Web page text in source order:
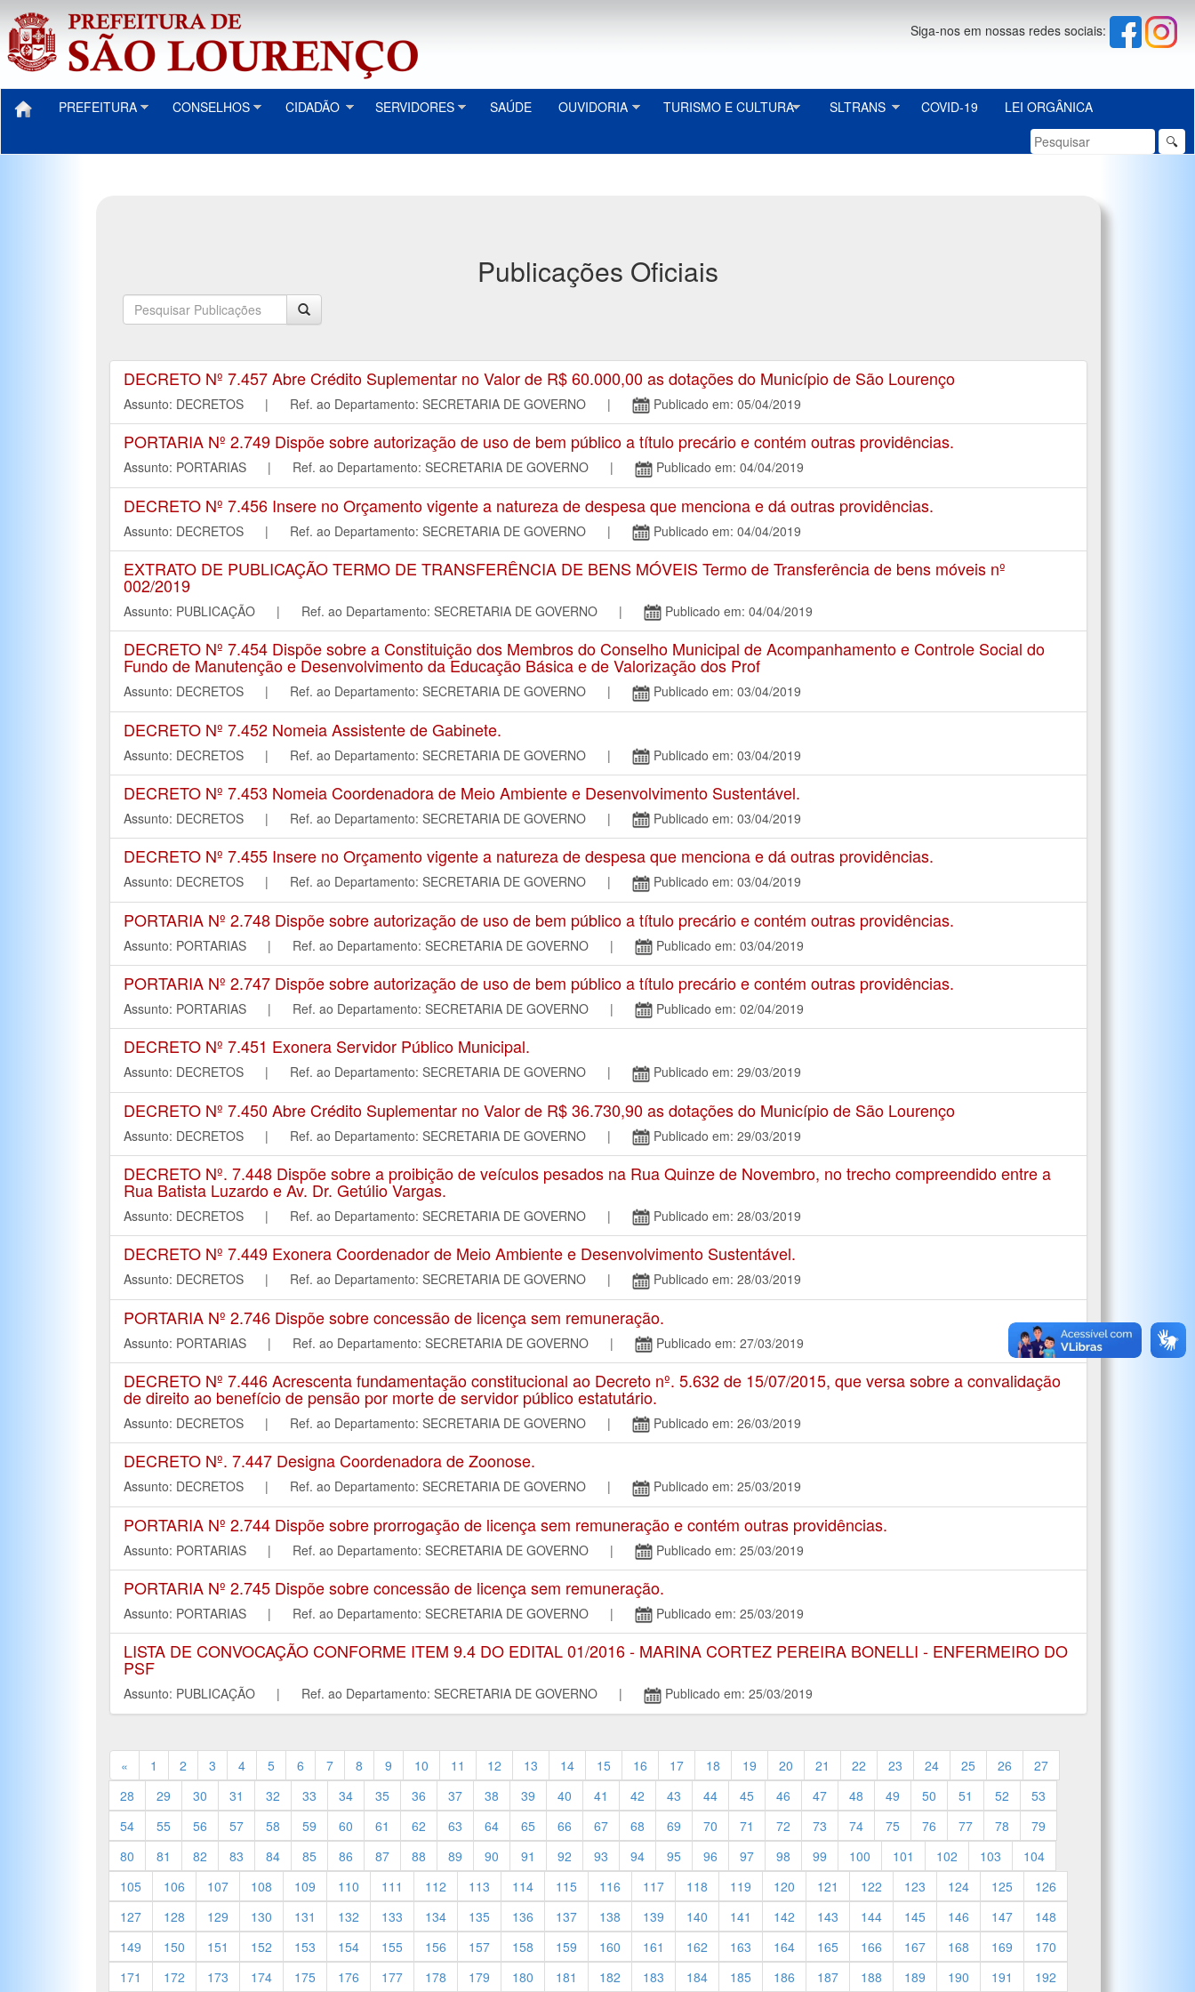
Siga-nos em nossas redes sociais:
PREFEITURA CONSELHOS CIDADÃO SERVIDORES SAÚDE OUVIDORIA TURISMO E CULTURA SLTRANS COVID-19
LEI ORGÂNICA
🔍
Publicações Oficiais
DECRETO Nº 7.457 Abre Crédito Suplementar no Valor de R$ 60.000,00 as dotações do Município de São Lourenço
Assunto: DECRETOS | Ref. ao Departamento: SECRETARIA DE GOVERNO | Publicado em: 05/04/2019
PORTARIA Nº 2.749 Dispõe sobre autorização de uso de bem público a título precário e contém outras providências.
Assunto: PORTARIAS | Ref. ao Departamento: SECRETARIA DE GOVERNO | Publicado em: 04/04/2019
DECRETO Nº 7.456 Insere no Orçamento vigente a natureza de despesa que menciona e dá outras providências.
Assunto: DECRETOS | Ref. ao Departamento: SECRETARIA DE GOVERNO | Publicado em: 04/04/2019
EXTRATO DE PUBLICAÇÃO TERMO DE TRANSFERÊNCIA DE BENS MÓVEIS Termo de Transferência de bens móveis nº
002/2019
Assunto: PUBLICAÇÃO | Ref. ao Departamento: SECRETARIA DE GOVERNO | Publicado em: 04/04/2019
DECRETO Nº 7.454 Dispõe sobre a Constituição dos Membros do Conselho Municipal de Acompanhamento e Controle Social do
Fundo de Manutenção e Desenvolvimento da Educação Básica e de Valorização dos Prof
Assunto: DECRETOS | Ref. ao Departamento: SECRETARIA DE GOVERNO | Publicado em: 03/04/2019
DECRETO Nº 7.452 Nomeia Assistente de Gabinete.
Assunto: DECRETOS | Ref. ao Departamento: SECRETARIA DE GOVERNO | Publicado em: 03/04/2019
DECRETO Nº 7.453 Nomeia Coordenadora de Meio Ambiente e Desenvolvimento Sustentável.
Assunto: DECRETOS | Ref. ao Departamento: SECRETARIA DE GOVERNO | Publicado em: 03/04/2019
DECRETO Nº 7.455 Insere no Orçamento vigente a natureza de despesa que menciona e dá outras providências.
Assunto: DECRETOS | Ref. ao Departamento: SECRETARIA DE GOVERNO | Publicado em: 03/04/2019
PORTARIA Nº 2.748 Dispõe sobre autorização de uso de bem público a título precário e contém outras providências.
Assunto: PORTARIAS | Ref. ao Departamento: SECRETARIA DE GOVERNO | Publicado em: 03/04/2019
PORTARIA Nº 2.747 Dispõe sobre autorização de uso de bem público a título precário e contém outras providências.
Assunto: PORTARIAS | Ref. ao Departamento: SECRETARIA DE GOVERNO | Publicado em: 02/04/2019
DECRETO Nº 7.451 Exonera Servidor Público Municipal.
Assunto: DECRETOS | Ref. ao Departamento: SECRETARIA DE GOVERNO | Publicado em: 29/03/2019
DECRETO Nº 7.450 Abre Crédito Suplementar no Valor de R$ 36.730,90 as dotações do Município de São Lourenço
Assunto: DECRETOS | Ref. ao Departamento: SECRETARIA DE GOVERNO | Publicado em: 29/03/2019
DECRETO Nº. 7.448 Dispõe sobre a proibição de veículos pesados na Rua Quinze de Novembro, no trecho compreendido entre a
Rua Batista Luzardo e Av. Dr. Getúlio Vargas.
Assunto: DECRETOS | Ref. ao Departamento: SECRETARIA DE GOVERNO | Publicado em: 28/03/2019
DECRETO Nº 7.449 Exonera Coordenador de Meio Ambiente e Desenvolvimento Sustentável.
Assunto: DECRETOS | Ref. ao Departamento: SECRETARIA DE GOVERNO | Publicado em: 28/03/2019
PORTARIA Nº 2.746 Dispõe sobre concessão de licença sem remuneração.
Assunto: PORTARIAS | Ref. ao Departamento: SECRETARIA DE GOVERNO | Publicado em: 27/03/2019
DECRETO Nº 7.446 Acrescenta fundamentação constitucional ao Decreto nº. 5.632 de 15/07/2015, que versa sobre a convalidação
de direito ao benefício de pensão por morte de servidor público estatutário.
Assunto: DECRETOS | Ref. ao Departamento: SECRETARIA DE GOVERNO | Publicado em: 26/03/2019
DECRETO Nº. 7.447 Designa Coordenadora de Zoonose.
Assunto: DECRETOS | Ref. ao Departamento: SECRETARIA DE GOVERNO | Publicado em: 25/03/2019
PORTARIA Nº 2.744 Dispõe sobre prorrogação de licença sem remuneração e contém outras providências.
Assunto: PORTARIAS | Ref. ao Departamento: SECRETARIA DE GOVERNO | Publicado em: 25/03/2019
PORTARIA Nº 2.745 Dispõe sobre concessão de licença sem remuneração.
Assunto: PORTARIAS | Ref. ao Departamento: SECRETARIA DE GOVERNO | Publicado em: 25/03/2019
LISTA DE CONVOCAÇÃO CONFORME ITEM 9.4 DO EDITAL 01/2016 - MARINA CORTEZ PEREIRA BONELLI - ENFERMEIRO DO
PSF
Assunto: PUBLICAÇÃO | Ref. ao Departamento: SECRETARIA DE GOVERNO | Publicado em: 25/03/2019
« 1 2 3 4 5 6 7 8 9 10 11 12 13 14 15 16 17 18 19 20 21 22 23 24 25 26
27
28
29 30 31 32 33 34 35 36 37 38 39 40 41 42 43 44 45 46 47 48 49 50 51 52
53
54
55 56 57 58 59 60 61 62 63 64 65 66 67 68 69 70 71 72 73 74 75 76 77 78
79
80
81 82 83 84 85 86 87 88 89 90 91 92 93 94 95 96 97 98 99 100 101 102 103
104
105
106 107 108 109 110 111 112 113 114 115 116 117 118 119 120 121 122 123 124 125
126
127
128 129 130 131 132 133 134 135 136 137 138 139 140 141 142 143 144 145 146 147
148
149
150 151 152 153 154 155 156 157 158 159 160 161 162 163 164 165 166 167 168 169
170
171
172 173 174 175 176 177 178 179 180 181 182 183 184 185 186 187 188 189 190 191 192